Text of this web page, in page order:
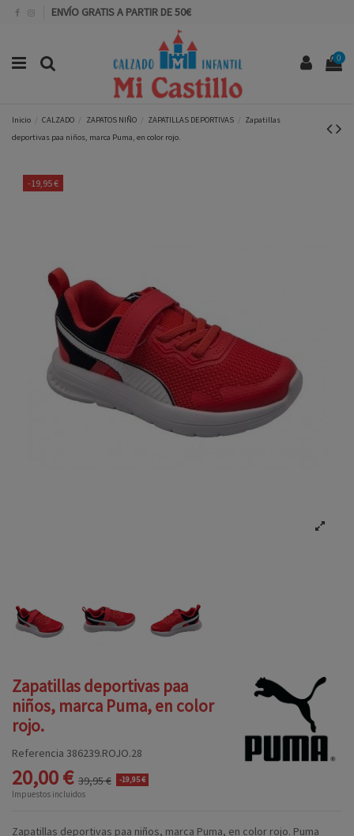
ENVÍO GRATIS A PARTIR DE 50€
0
Inicio CALZADO ZAPATOS NIÑO ZAPATILLAS DEPORTIVAS
Zapatillas
deportivas paa niños, marca Puma, en color rojo.
-19,95 €
Zapatillas deportivas paa
niños, marca Puma, en color
rojo.
Referencia 386239.ROJO.28
20,00 € 39,95 € -19,95 €
Impuestos incluidos
Zapatillas deportivas paa niños, marca Puma, en color rojo. Puma